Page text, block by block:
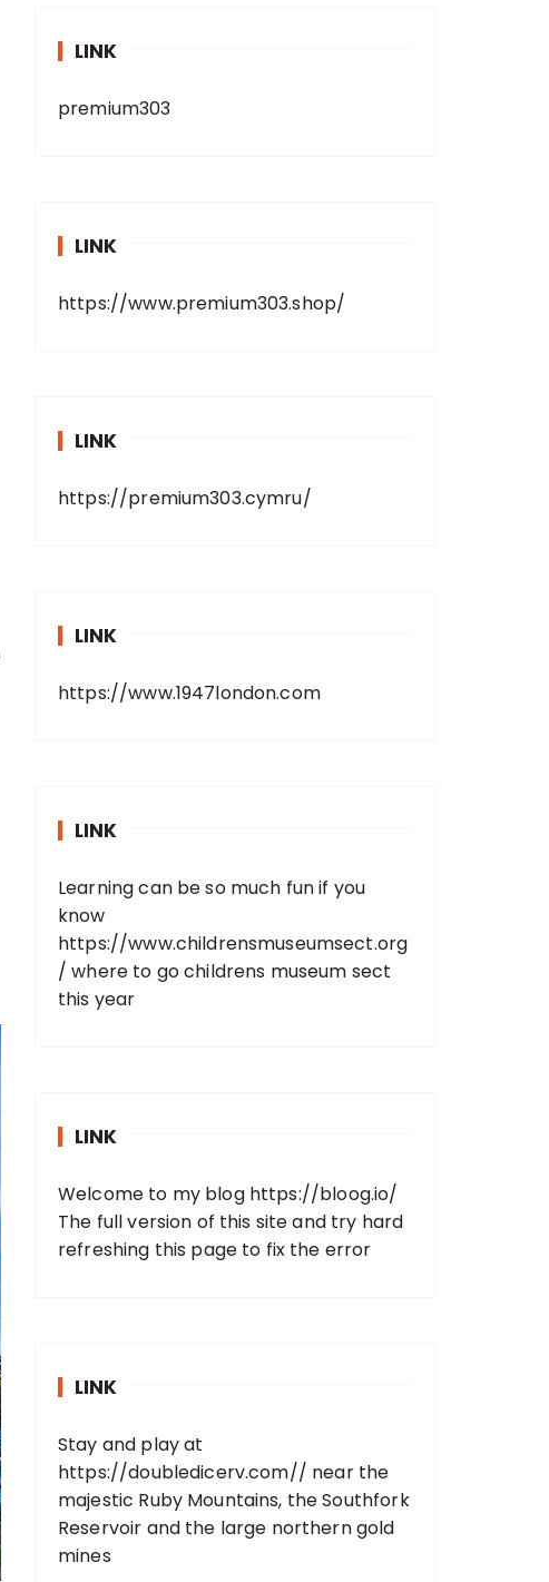
LINK
premium303
LINK
https://www.premium303.shop/
LINK
https://premium303.cymru/
LINK
https://www.1947london.com
LINK
Learning can be so much fun if you
know
https://www.childrensmuseumsect.org
/ where to go childrens museum sect
this year
LINK
Welcome to my blog https://bloog.io/
The full version of this site and try hard
refreshing this page to fix the error
LINK
Stay and play at
https://doubledicerv.com// near the
majestic Ruby Mountains, the Southfork
Reservoir and the large northern gold
mines